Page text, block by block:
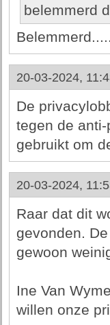
belemmerd
20-03-2024,
De
tegen de
gebruikt om
20-03-2024,
Raar dat dit
gevonden.
gewoon
Ine Van
willen onze